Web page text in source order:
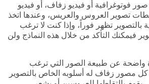
فوتوغرافية أو فيديو زفاف، أو فيديو
تصوير العروس والعريس، وعندها اتخذ
بالتصوير تظهر فوراً، وإذا كنت لا ترغب
فيمكنك التأكد من خلال هذه النماذج ولن
عن طبيعة الصور التي ترغب
كل مصور زفاف له أسلوبه الخاص بالتصوير